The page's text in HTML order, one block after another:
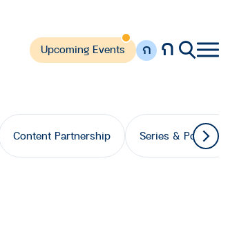
Upcoming Events ก ก
Content Partnership Series & Podcast